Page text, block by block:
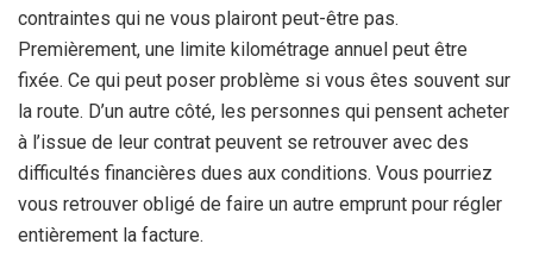
contraintes qui ne vous plairont peut-être pas.
Premièrement, une limite kilométrage annuel peut être
fixée. Ce qui peut poser problème si vous êtes souvent sur
la route. D’un autre côté, les personnes qui pensent acheter
à l’issue de leur contrat peuvent se retrouver avec des
difficultés financières dues aux conditions. Vous pourriez
vous retrouver obligé de faire un autre emprunt pour régler
entièrement la facture.